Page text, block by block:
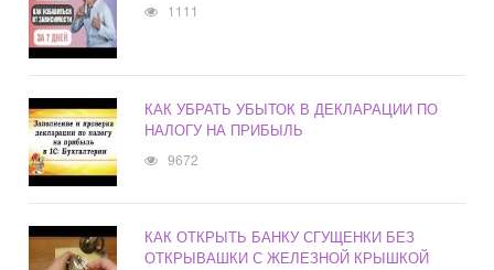
1111
КАК УБРАТЬ УБЫТОК В ДЕКЛАРАЦИИ ПО
НАЛОГУ НА ПРИБЫЛЬ
9672
КАК ОТКРЫТЬ БАНКУ СГУЩЕНКИ БЕЗ
ОТКРЫВАШКИ С ЖЕЛЕЗНОЙ КРЫШКОЙ